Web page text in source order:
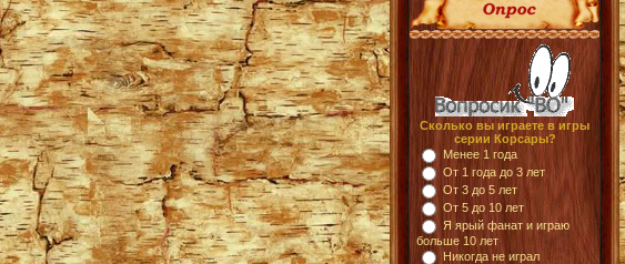
Сколько вы играете в игры
серии Корсары?
Менее 1 года
От 1 года до 3 лет
От 3 до 5 лет
От 5 до 10 лет
Я ярый фанат и играю
больше 10 лет
Никогда не играл